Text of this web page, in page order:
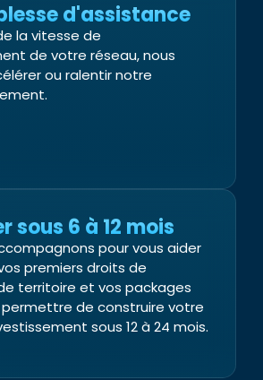
d'assistance
la vitesse de
de votre réseau, nous
ou ralentir notre
sous 6 à 12 mois
pour vous aider
premiers droits de
territoire et vos packages
de construire votre
sous 12 à 24 mois.